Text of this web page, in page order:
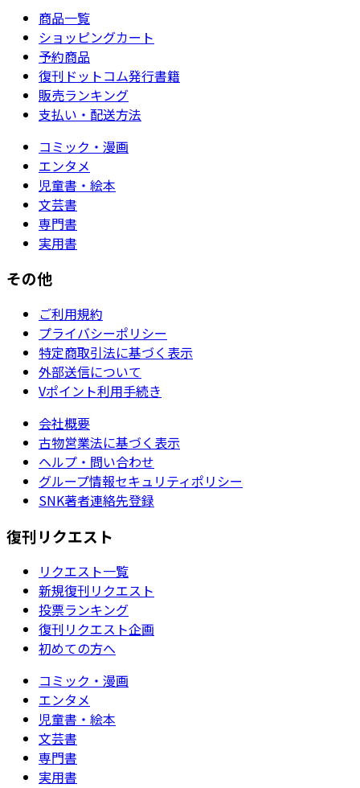
商品一覧
ショッピングカート
予約商品
復刊ドットコム発行書籍
販売ランキング
支払い・配送方法
コミック・漫画
エンタメ
児童書・絵本
文芸書
専門書
実用書
その他
ご利用規約
プライバシーポリシー
特定商取引法に基づく表示
外部送信について
Vポイント利用手続き
会社概要
古物営業法に基づく表示
ヘルプ・問い合わせ
グループ情報セキュリティポリシー
SNK著者連絡先登録
復刊リクエスト
リクエスト一覧
新規復刊リクエスト
投票ランキング
復刊リクエスト企画
初めての方へ
コミック・漫画
エンタメ
児童書・絵本
文芸書
専門書
実用書